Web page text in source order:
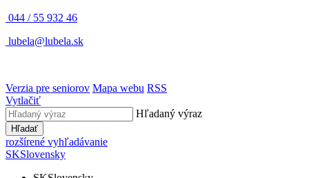
044 / 55 932 46
lubela@lubela.sk
Verzia pre seniorov Mapa webu RSS
Vytlačiť
Hľadaný výraz
Hľadať
rozšírené vyhľadávanie
SKSlovensky